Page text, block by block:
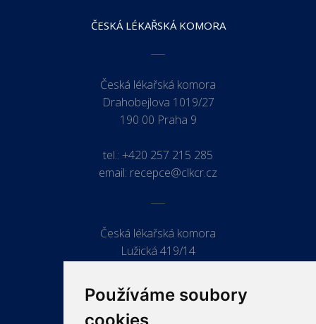
Používáme soubory
ČESKÁ LÉKAŘSKÁ KOMORA
Česká lékařská komora
Drahobejlova 1019/27
190 00 Praha 9
tel.: +420 257 215 285
email: recepce@clkcr.cz
Česká lékařská komora
Lužická 419/14